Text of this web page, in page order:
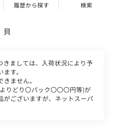
ンショップ
履歴から探す 検索
貝
ましては、入荷状況により予
す。
ません。
りどり〇パック〇〇〇円等)が
がございますが、ネットスーパ